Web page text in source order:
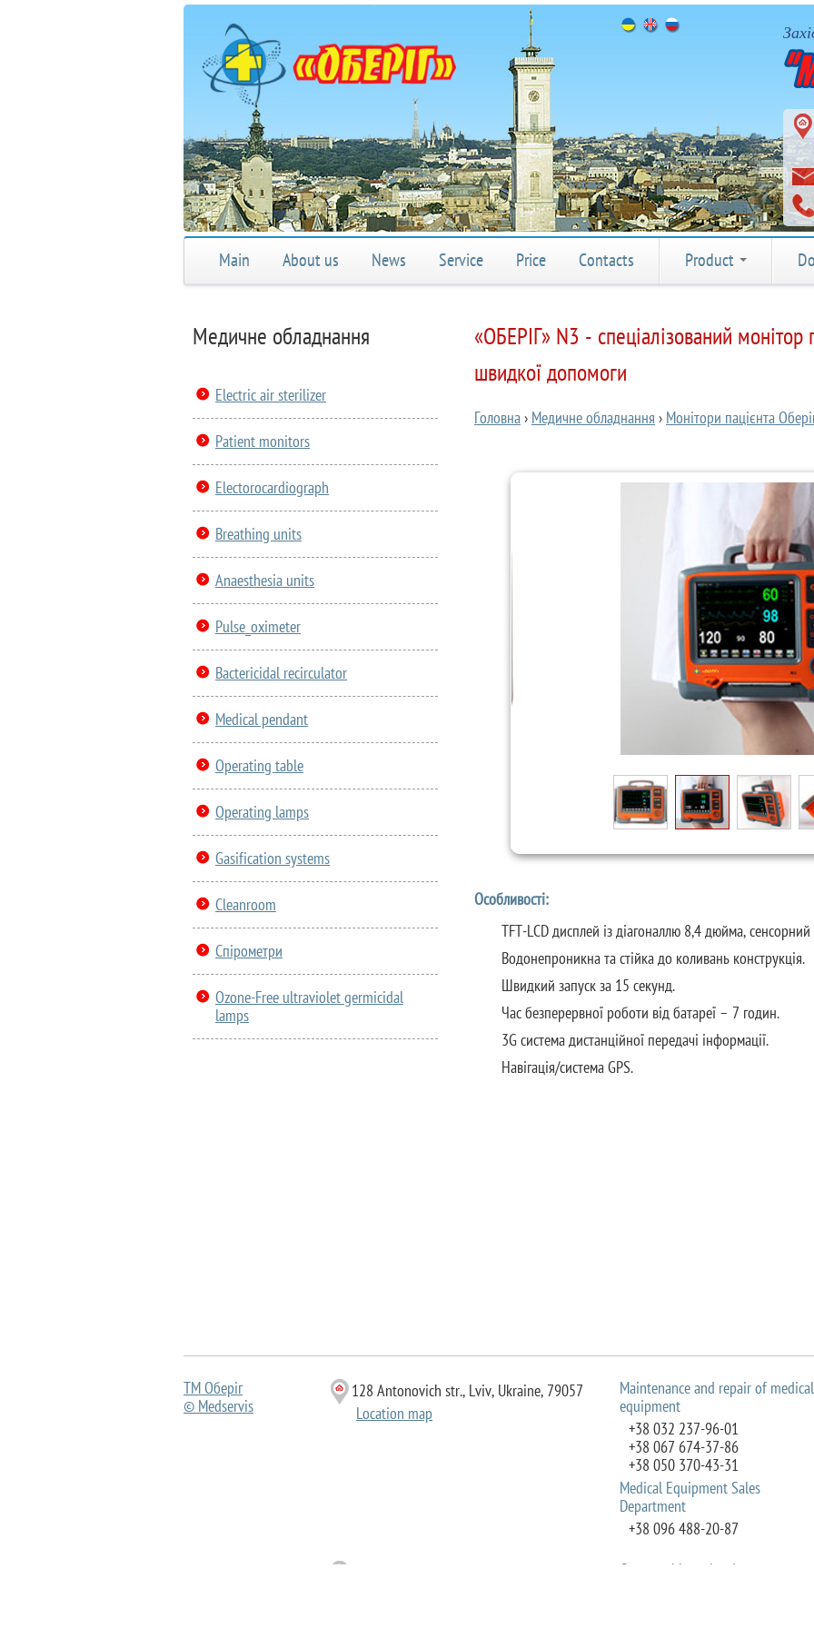
Main About us News Service Price Contacts Product
Медичне обладнання
Electric air sterilizer
Patient monitors
Electorocardiograph
Breathing units
Anaesthesia units
Pulse_oximeter
Bactericidal recirculator
Medical pendant
Operating table
Operating lamps
Gasification systems
Cleanroom
Спірометри
Ozone-Free ultraviolet germicidal
lamps
«ОБЕРІГ» N3 - спеціалізований монітор
швидкої допомоги
Головна› Медичне обладнання › Монітори пацієнта
Особливості:
TFT-LCD дисплей із діагоналлю 8,4 дюйма,
Водонепроникна та стійка до коливань конструкція.
Швидкий запуск за 15 секунд.
Час безперервної роботи від батареї – 7 годин.
3G система дистанційної передачі інформації.
Навігація/система GPS.
ТМ Оберіг
© Medservis
128 Antonovich str., Lviv, Ukraine, 79057
Location map
Maintenance and repair of medical
equipment
+38 032 237-96-01
+38 067 674-37-86
+38 050 370-43-31
Medical Equipment Sales
Department
+38 096 488-20-87
Consumables sales department